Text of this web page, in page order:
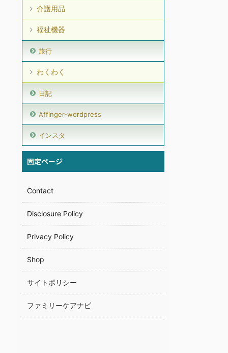
介護用品
福祉機器
旅行
わくわく
日記
Affinger-wordpress
インスタ
固定ページ
Contact
Disclosure Policy
Privacy Policy
Shop
サイトポリシー
ファミリーケアナビ